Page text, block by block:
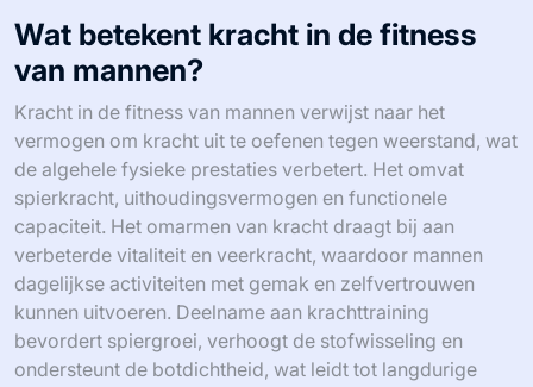
Wat betekent kracht in de fitness
van mannen?
Kracht in de fitness van mannen verwijst naar het
vermogen om kracht uit te oefenen tegen weerstand, wat
de algehele fysieke prestaties verbetert. Het omvat
spierkracht, uithoudingsvermogen en functionele
capaciteit. Het omarmen van kracht draagt bij aan
verbeterde vitaliteit en veerkracht, waardoor mannen
dagelijkse activiteiten met gemak en zelfvertrouwen
kunnen uitvoeren. Deelname aan krachttraining
bevordert spiergroei, verhoogt de stofwisseling en
ondersteunt de botdichtheid, wat leidt tot langdurige